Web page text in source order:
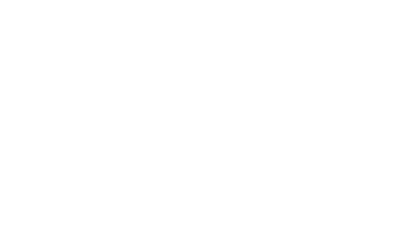
flaskans säkerhetskork, för anslutningsdelens slang till
kommer oförhindrat ut i rummet. Uppskatta rummets
1 ml/kubikmeter enligt den fastställda rumsvolymen.
dörren. När ångningstonen har tystnat ska du låta
är 2 h. Efter detta kan rummet användas normalt.
vatten före väteperoxidsprayningen och placera dem på
torrsprayad väteperoxid som behövs för desinfektion.
produktinformationen före användning. Bekanta dig med